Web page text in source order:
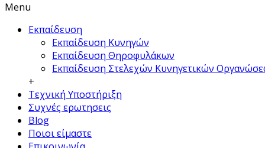
Menu
Εκπαίδευση
Εκπαίδευση Κυνηγών
Εκπαίδευση Θηροφυλάκων
Εκπαίδευση Στελεχών Κυνηγετικών
+
Τεχνική Υποστήριξη
Συχνές ερωτησεις
Blog
Ποιοι είμαστε